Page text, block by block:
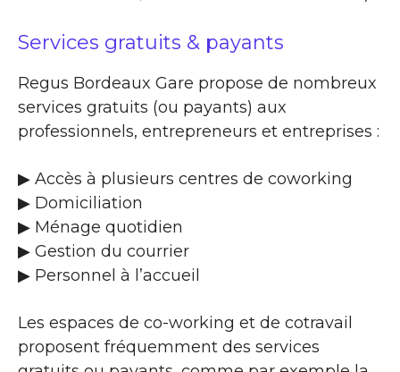
Services gratuits & payants
Regus Bordeaux Gare propose de nombreux
services gratuits (ou payants) aux
professionnels, entrepreneurs et entreprises :
▶​ Accès à plusieurs centres de coworking
▶​ Domiciliation
▶​ Ménage quotidien
▶​ Gestion du courrier
▶​ Personnel à l’accueil
Les espaces de co-working et de cotravail
proposent fréquemment des services